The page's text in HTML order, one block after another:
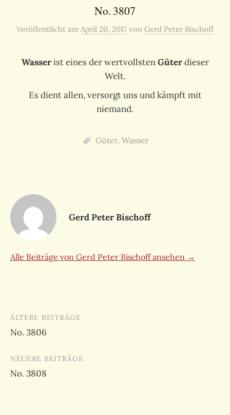
No. 3807
Veröffentlicht am April 20, 2017 von Gerd Peter Bischoff
Wasserist eines der wertvollstenGüterdieser
Welt.
Es dient allen, versorgt uns und kämpft mit
niemand.
Güter, Wasser
Gerd Peter Bischoff
Alle Beiträge von Gerd Peter Bischoff ansehen →
Beitragsnavigation
ÄLTERE BEITRÄGE
No. 3806
NEUERE BEITRÄGE
No. 3808